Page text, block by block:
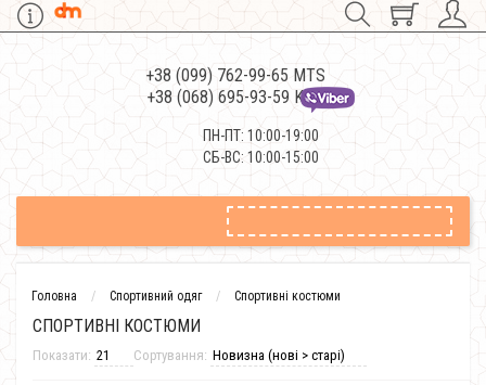
+38 (099) 762-99-65 MTS
+38 (068) 695-93-59 Kievstar
ПН-ПТ: 10:00-19:00
СБ-ВС: 10:00-15:00
Головна Спортивний одяг Спортивні костюми
СПОРТИВНІ КОСТЮМИ
Показати: Сортування: